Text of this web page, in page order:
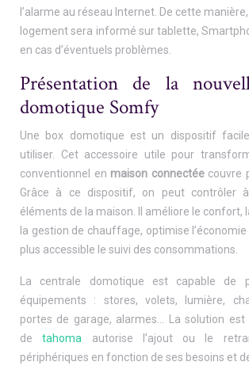
l’alarme au réseau Internet. De cette
logement sera informé sur tablette,
en cas d’éventuels problèmes.
Présentation de la
domotique Somfy
Une box domotique est un dispositif
utiliser. Cet accessoire utile pour
conventionnel en maison connectéecouvre
Grâce à ce dispositif, on peut contrôler
éléments de la maison. Il améliore le confort,
la gestion de chauffage, optimise l’économie
plus accessible le suivi des consommations.
La centrale domotique est capable de
équipements : stores, volets, lumière,
portes de garage, alarmes… La solution est
detahoma autorise l’ajout ou le
périphériques en fonction de ses besoins et